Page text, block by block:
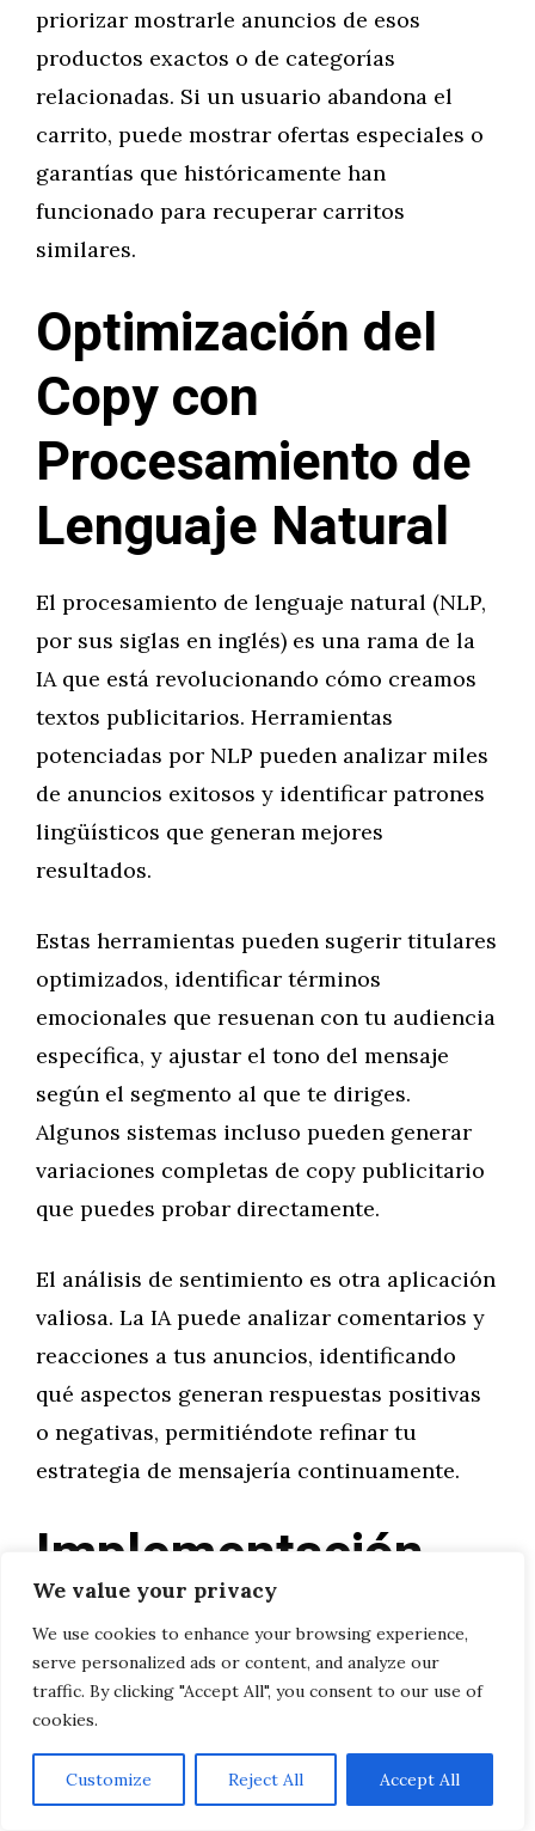
We value your privacy
We use cookies to enhance your browsing experience,
serve personalized ads or content, and analyze our
traffic. By clicking "Accept All", you consent to our use of
cookies.
Customize Reject All Accept All
priorizar mostrarle anuncios de esos
productos exactos o de categorías
relacionadas. Si un usuario abandona el
carrito, puede mostrar ofertas especiales o
garantías que históricamente han
funcionado para recuperar carritos
similares.
Optimización del
Copy con
Procesamiento de
Lenguaje Natural
El procesamiento de lenguaje natural (NLP,
por sus siglas en inglés) es una rama de la
IA que está revolucionando cómo creamos
textos publicitarios. Herramientas
potenciadas por NLP pueden analizar miles
de anuncios exitosos y identificar patrones
lingüísticos que generan mejores
resultados.
Estas herramientas pueden sugerir titulares
optimizados, identificar términos
emocionales que resuenan con tu audiencia
específica, y ajustar el tono del mensaje
según el segmento al que te diriges.
Algunos sistemas incluso pueden generar
variaciones completas de copy publicitario
que puedes probar directamente.
El análisis de sentimiento es otra aplicación
valiosa. La IA puede analizar comentarios y
reacciones a tus anuncios, identificando
qué aspectos generan respuestas positivas
o negativas, permitiéndote refinar tu
estrategia de mensajería continuamente.
Implementación
Práctica: Primeros
Pasos
Si estás comenzando tu viaje hacia la
optimización publicitaria con IA, aquí tienes